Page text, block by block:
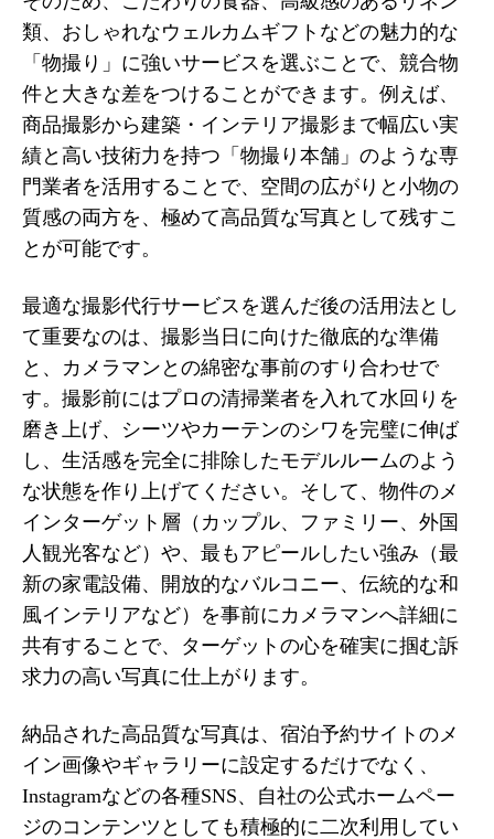
類、おしゃれなウェルカムギフトなどの魅力的な
「物撮り」に強いサービスを選ぶことで、競合物
件と大きな差をつけることができます。例えば、
商品撮影から建築・インテリア撮影まで幅広い実
績と高い技術力を持つ「物撮り本舗」のような専
門業者を活用することで、空間の広がりと小物の
質感の両方を、極めて高品質な写真として残すこ
とが可能です。
最適な撮影代行サービスを選んだ後の活用法とし
て重要なのは、撮影当日に向けた徹底的な準備
と、カメラマンとの綿密な事前のすり合わせで
す。撮影前にはプロの清掃業者を入れて水回りを
磨き上げ、シーツやカーテンのシワを完璧に伸ば
し、生活感を完全に排除したモデルルームのよう
な状態を作り上げてください。そして、物件のメ
インターゲット層（カップル、ファミリー、外国
人観光客など）や、最もアピールしたい強み（最
新の家電設備、開放的なバルコニー、伝統的な和
風インテリアなど）を事前にカメラマンへ詳細に
共有することで、ターゲットの心を確実に掴む訴
求力の高い写真に仕上がります。
納品された高品質な写真は、宿泊予約サイトのメ
イン画像やギャラリーに設定するだけでなく、
Instagramなどの各種SNS、自社の公式ホームペー
ジのコンテンツとしても積極的に二次利用してい